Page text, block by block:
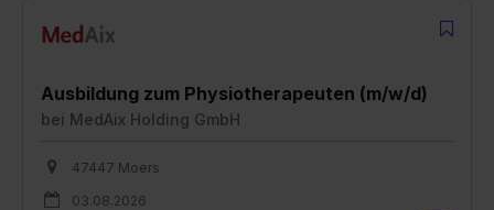
Ausbildung zum Physiotherapeuten (m/w/d)
bei MedAix Holding GmbH
47447 Moers
03.08.2026